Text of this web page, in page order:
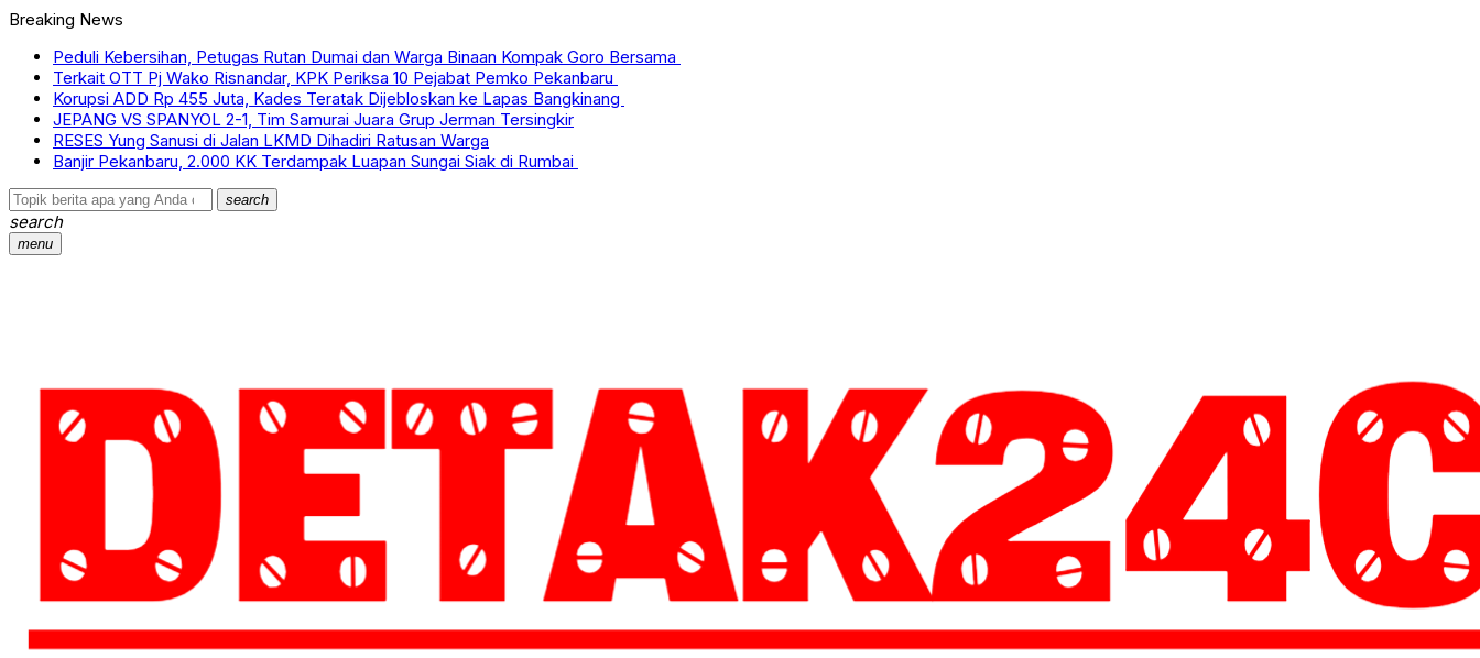
Breaking News
Peduli Kebersihan, Petugas Rutan Dumai dan Warga Binaan Kompak Goro Bersama
Terkait OTT Pj Wako Risnandar, KPK Periksa 10 Pejabat Pemko Pekanbaru
Korupsi ADD Rp 455 Juta, Kades Teratak Dijebloskan ke Lapas Bangkinang
JEPANG VS SPANYOL 2-1, Tim Samurai Juara Grup Jerman Tersingkir
RESES Yung Sanusi di Jalan LKMD Dihadiri Ratusan Warga
Banjir Pekanbaru, 2.000 KK Terdampak Luapan Sungai Siak di Rumbai
search
search
menu